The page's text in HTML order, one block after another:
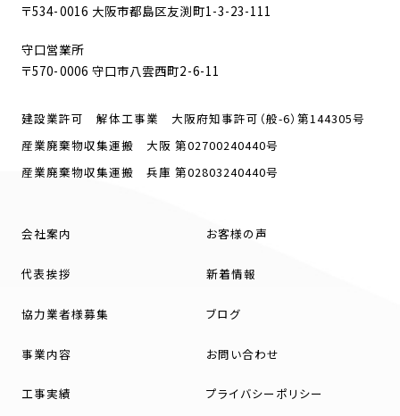
〒534-0016 大阪市都島区友渕町1-3-23-111
守口営業所
〒570-0006 守口市八雲西町2-6-11
建設業許可 解体工事業 大阪府知事許可（般-6）第144305号
産業廃棄物収集運搬 大阪 第02700240440号
産業廃棄物収集運搬 兵庫 第02803240440号
会社案内
代表挨拶
協力業者様募集
事業内容
工事実績
お客様の声
新着情報
ブログ
お問い合わせ
プライバシーポリシー